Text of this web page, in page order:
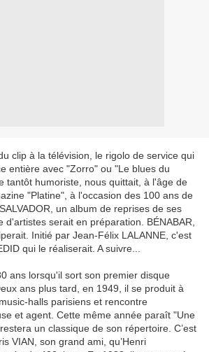
clip à la télévision, le rigolo de service qui
entière avec "Zorro" ou "Le blues du
tantôt humoriste, nous quittait, à l'âge de
"Platine", à l'occasion des 100 ans de
un album de reprises de ses
d'artistes serait en préparation. BÉNABAR,
Initié par Jean-Félix LALANNE, c'est
qui le réaliserait. A suivre...
ans lorsqu'il sort son premier disque
ans plus tard, en 1949, il se produit à
halls parisiens et rencontre
et agent. Cette même année paraît "Une
un classique de son répertoire. C’est
VIAN, son grand ami, qu’Henri